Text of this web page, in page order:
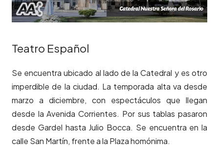
Teatro Español
Se encuentra ubicado al lado de la Catedral y es otro
imperdible de la ciudad. La temporada alta va desde
marzo a diciembre, con espectáculos que llegan
desde la Avenida Corrientes. Por sus tablas pasaron
desde Gardel hasta Julio Bocca. Se encuentra en la
calle San Martín, frente a la Plaza homónima.